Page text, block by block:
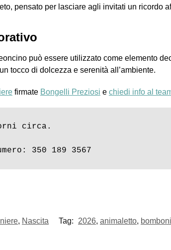
pensato per lasciare agli invitati un ricordo
può essere utilizzato come elemento
tocco di dolcezza e serenità all’ambiente.
firmate Bongelli Preziosi e chiedi info al
circa.
350 189 3567
, Nascita Tag: 2026, animaletto,